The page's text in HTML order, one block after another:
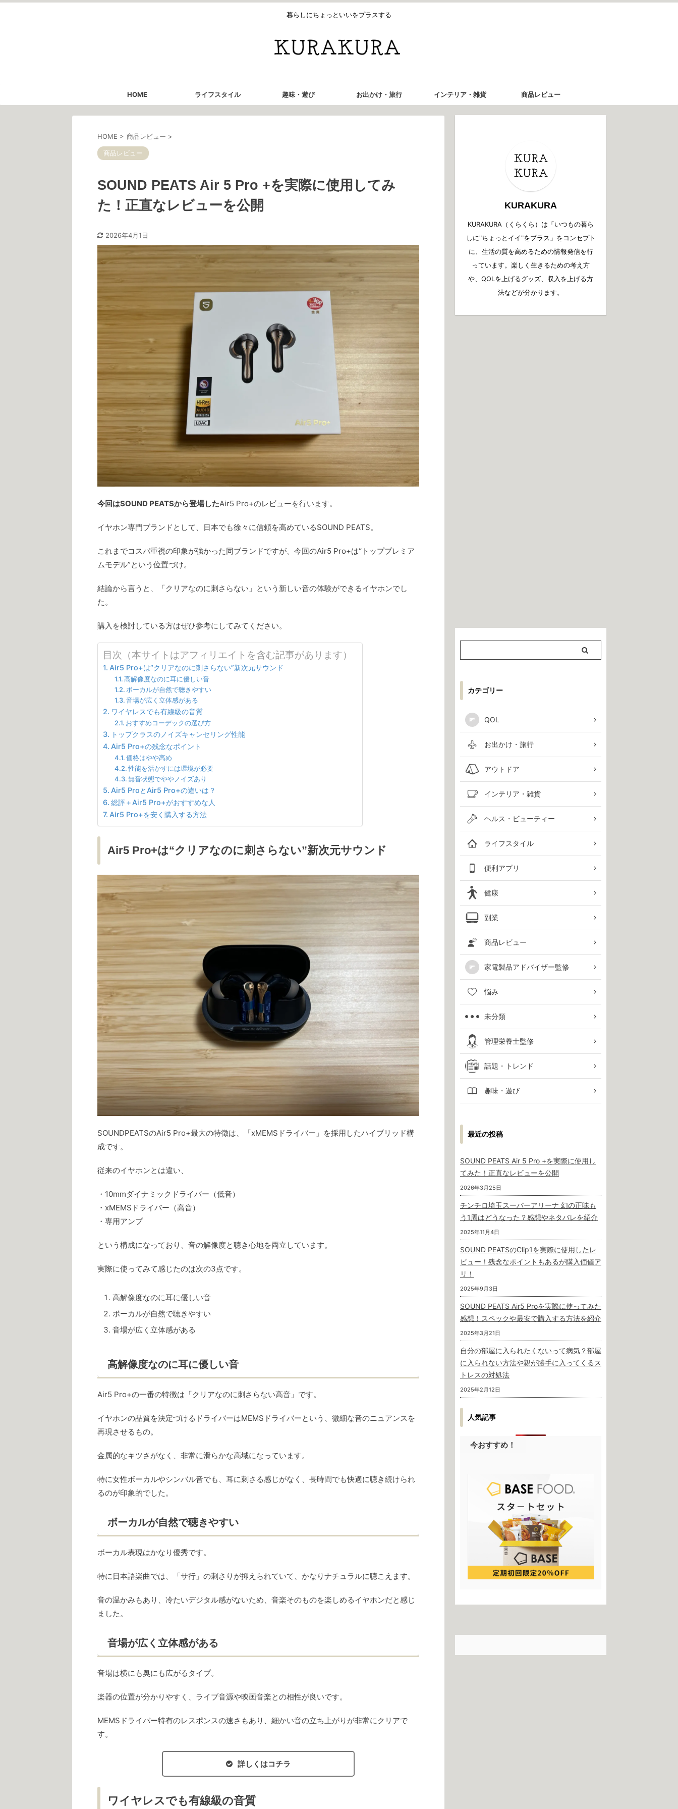
暮らしにちょっといいをプラスする
HOME ライフスタイル 趣味・遊び お出かけ・旅行 インテリア・雑貨 商品レビュー
HOME > 商品レビュー >
商品レビュー
SOUND PEATS Air 5 Pro +を実際に使用してみ
た！正直なレビューを公開
2026年4月1日
今回はSOUND PEATSから登場したAir5 Pro+のレビューを行います。
イヤホン専門ブランドとして、日本でも徐々に信頼を高めているSOUND PEATS。
これまでコスパ重視の印象が強かった同ブランドですが、今回のAir5 Pro+は“トッププレミア
ムモデル”という位置づけ。
結論から言うと、「クリアなのに刺さらない」という新しい音の体験ができるイヤホンでし
た。
購入を検討している方はぜひ参考にしてみてください。
目次（本サイトはアフィリエイトを含む記事があります）
Air5 Pro+は“クリアなのに刺さらない”新次元サウンド
高解像度なのに耳に優しい音
ボーカルが自然で聴きやすい
音場が広く立体感がある
ワイヤレスでも有線級の音質
おすすめコーデックの選び方
トップクラスのノイズキャンセリング性能
Air5 Pro+の残念なポイント
価格はやや高め
性能を活かすには環境が必要
無音状態でややノイズあり
Air5 ProとAir5 Pro+の違いは？
総評＋Air5 Pro+がおすすめな人
Air5 Pro+を安く購入する方法
Air5 Pro+は“クリアなのに刺さらない”新次元サウンド
SOUNDPEATSのAir5 Pro+最大の特徴は、「xMEMSドライバー」を採用したハイブリッド構
成です。
従来のイヤホンとは違い、
・10mmダイナミックドライバー（低音）
・xMEMSドライバー（高音）
・専用アンプ
という構成になっており、音の解像度と聴き心地を両立しています。
実際に使ってみて感じたのは次の3点です。
高解像度なのに耳に優しい音
ボーカルが自然で聴きやすい
音場が広く立体感がある
高解像度なのに耳に優しい音
Air5 Pro+の一番の特徴は「クリアなのに刺さらない高音」です。
イヤホンの品質を決定づけるドライバーはMEMSドライバーという、微細な音のニュアンスを
再現させるもの。
金属的なキツさがなく、非常に滑らかな高域になっています。
特に女性ボーカルやシンバル音でも、耳に刺さる感じがなく、長時間でも快適に聴き続けられ
るのが印象的でした。
ボーカルが自然で聴きやすい
ボーカル表現はかなり優秀です。
特に日本語楽曲では、「サ行」の刺さりが抑えられていて、かなりナチュラルに聴こえます。
音の温かみもあり、冷たいデジタル感がないため、音楽そのものを楽しめるイヤホンだと感じ
ました。
音場が広く立体感がある
音場は横にも奥にも広がるタイプ。
楽器の位置が分かりやすく、ライブ音源や映画音楽との相性が良いです。
MEMSドライバー特有のレスポンスの速さもあり、細かい音の立ち上がりが非常にクリアで
す。
詳しくはコチラ
ワイヤレスでも有線級の音質
KURAKURA
KURAKURA（くらくら）は「いつもの暮ら
しに"ちょっとイイ"をプラス」をコンセプト
に、生活の質を高めるための情報発信を行
っています。楽しく生きるための考え方
や、QOLを上げるグッズ、収入を上げる方
法などが分かります。
カテゴリー
QOL
お出かけ・旅行
アウトドア
インテリア・雑貨
ヘルス・ビューティー
ライフスタイル
便利アプリ
健康
副業
商品レビュー
家電製品アドバイザー監修
悩み
未分類
管理栄養士監修
話題・トレンド
趣味・遊び
最近の投稿
SOUND PEATS Air 5 Pro +を実際に使用し
てみた！正直なレビューを公開
2026年3月25日
チンチロ埼玉スーパーアリーナ 幻の正味も
う1周はどうなった？感想やネタバレを紹介
2025年11月4日
SOUND PEATSのClip1を実際に使用したレ
ビュー！残念なポイントもあるが購入価値ア
リ！
2025年9月3日
SOUND PEATS Air5 Proを実際に使ってみた
感想！スペックや最安で購入する方法を紹介
2025年3月21日
自分の部屋に入られたくないって病気？部屋
に入られない方法や親が勝手に入ってくるス
トレスの対処法
2025年2月12日
人気記事
今おすすめ！